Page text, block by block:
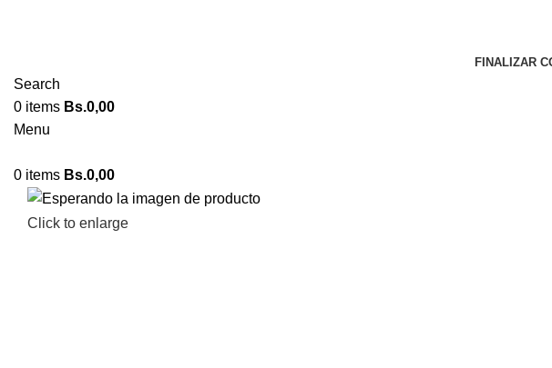
FINALIZAR
Search
0 items Bs.0,00
Menu
0 items Bs.0,00
Click to enlarge